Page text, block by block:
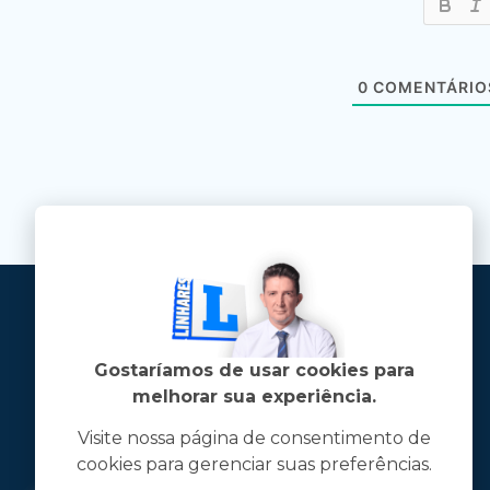
0
Jose Linhares Jr é maranhense.
Gostaríamos de usar cookies para
melhorar sua experiência.
Visite nossa página de consentimento de
cookies para gerenciar suas preferências.